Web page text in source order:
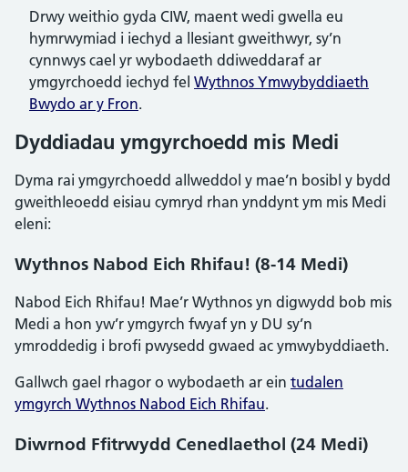
Drwy weithio gyda CIW, maent wedi gwella eu
hymrwymiad i iechyd a llesiant gweithwyr, sy’n
cynnwys cael yr wybodaeth ddiweddaraf ar
ymgyrchoedd iechyd fel Wythnos Ymwybyddiaeth
Bwydo ar y Fron.
Dyddiadau ymgyrchoedd mis Medi
Dyma rai ymgyrchoedd allweddol y mae’n bosibl y bydd
gweithleoedd eisiau cymryd rhan ynddynt ym mis Medi
eleni:
Wythnos Nabod Eich Rhifau! (8-14 Medi)
Nabod Eich Rhifau! Mae’r Wythnos yn digwydd bob mis
Medi a hon yw’r ymgyrch fwyaf yn y DU sy’n
ymroddedig i brofi pwysedd gwaed ac ymwybyddiaeth.
Gallwch gael rhagor o wybodaeth ar ein tudalen
ymgyrch Wythnos Nabod Eich Rhifau.
Diwrnod Ffitrwydd Cenedlaethol (24 Medi)